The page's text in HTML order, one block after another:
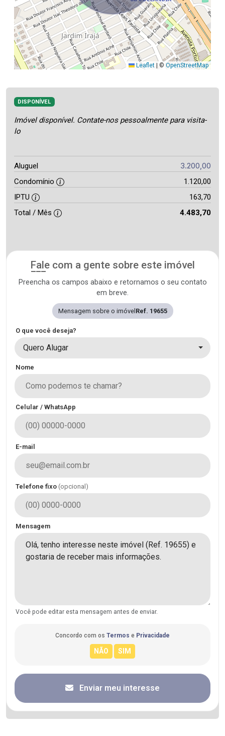
Leaflet © OpenStreetMap
DISPONÍVEL
Imóvel disponível. Contate-nos pessoalmente para visita-
lo
Aluguel 3.200,00
Condomínio
1.120,00
IPTU
163,70
Total / Mês
4.483,70
Fale com a gente sobre este imóvel
Preencha os campos abaixo e retornamos o seu contato
em breve.
Mensagem sobre o imóvel Ref. 19655
O que você deseja?
Quero Alugar
Nome
Celular / WhatsApp
E-mail
Telefone fixo (opcional)
Mensagem
Você pode editar esta mensagem antes de enviar.
Concordo com os Termos e Privacidade
Enviar meu interesse